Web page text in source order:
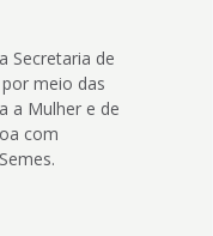
Secretaria de
meio das
a Mulher e de
com